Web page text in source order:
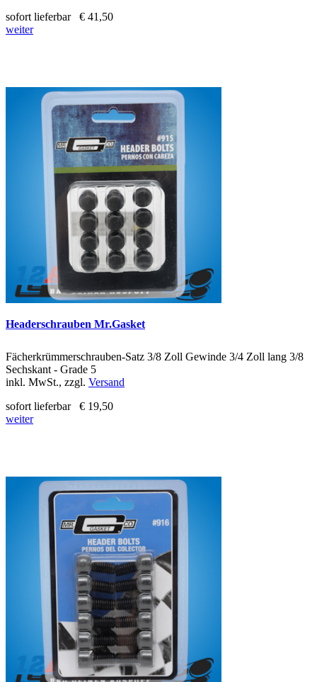
sofort lieferbar
€ 41,50
weiter
Headerschrauben Mr.Gasket
Fächerkrümmerschrauben-Satz 3/8 Zoll Gewinde 3/4 Zoll lang 3/8
Sechskant - Grade 5
inkl. MwSt., zzgl. Versand
sofort lieferbar
€ 19,50
weiter